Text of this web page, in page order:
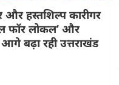
और हस्तशिल्प कारीगर
फॉर लोकल’ और
बढ़ा रही उत्तराखंड